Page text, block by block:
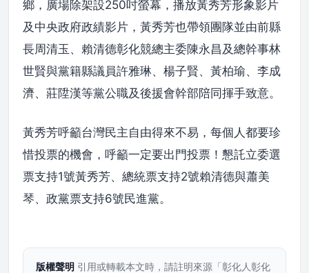
鄉，廣場除架設250吋螢幕，播放黃秀芳形象影片
及中央政府政績影片，黃秀芳也帶領團隊並由前縣
長周清玉、賴清德彰化競總主委陳永昌及總幹事林
世賢與黨籍縣議員許雅琳、楊子賢、黃柏瑜、李成
濟、莊陞漢等黨公職及後援會幹部陪同揮手致意。
黃秀芳呼籲台灣民主自由得來不易，每個人都要珍
惜投票的機會，呼籲一定要出門投票！懇託立委選
票支持1號黃秀芳、總統票支持2號賴清德與蕭美
琴、政黨票支持6號民進黨。
版權聲明 引用或轉載本文時，請註明來源「彰化人彰化